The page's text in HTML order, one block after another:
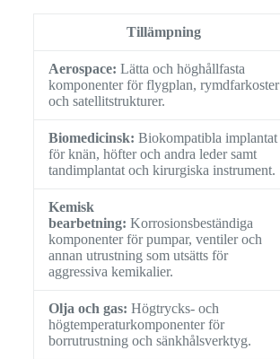
Tillämpning
Aerospace: Lätta och höghållfasta
komponenter för flygplan, rymdfarkoster
och satellitstrukturer.
Biomedicinsk: Biokompatibla implantat
för knän, höfter och andra leder samt
tandimplantat och kirurgiska instrument.
Kemisk
bearbetning: Korrosionsbeständiga
komponenter för pumpar, ventiler och
annan utrustning som utsätts för
aggressiva kemikalier.
Olja och gas: Högtrycks- och
högtemperaturkomponenter för
borrutrustning och sänkhålsverktyg.